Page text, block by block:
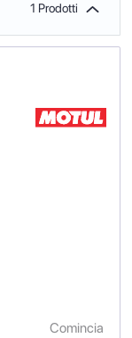
1 Prodotti
Comincia